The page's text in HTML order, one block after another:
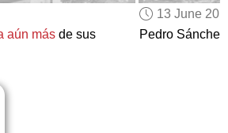
GIFT CARDS
OTHER LANGUAGES
aún másde sus
13 June
Pedro